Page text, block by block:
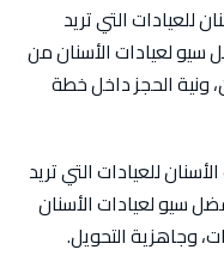
للعيادات التي تريد
سيو لعيادات الأسنان من
ونية الحجز داخل خطة
للعيادات التي تريد
سيو لعيادات الأسنان
وجاهزية التحويل.